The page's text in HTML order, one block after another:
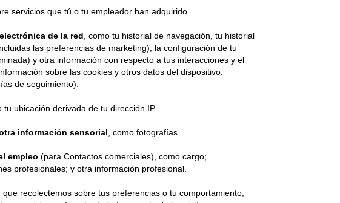
servicios que tú o tu empleador han adquirido.
de la red , como tu historial de navegación, tu historial
las preferencias de marketing), la configuración de tu
y otra información con respecto a tus interacciones y el
sobre las cookies y otros datos del dispositivo,
de seguimiento).
tu ubicación derivada de tu dirección IP.
información sensorial , como fotografías.
empleo(para Contactos comerciales), como cargo;
profesionales; y otra información profesional.
recolectemos sobre tus preferencias o tu comportamiento,